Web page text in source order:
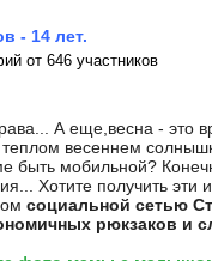
- 14 лет.
от 646 участников
А еще,весна -
весеннем
быть мобильной?
Хотите получить
социальной сетью
рюкзаков и